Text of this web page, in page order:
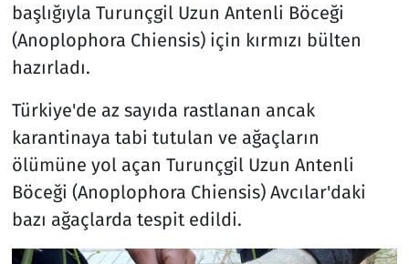
başlığıyla Turunçgil Uzun Antenli Böceği
(Anoplophora Chiensis) için kırmızı bülten
hazırladı.
Türkiye'de az sayıda rastlanan ancak
karantinaya tabi tutulan ve ağaçların
ölümüne yol açan Turunçgil Uzun Antenli
Böceği (Anoplophora Chiensis) Avcılar'daki
bazı ağaçlarda tespit edildi.
Teknoloji ve Bilim
Televizyon